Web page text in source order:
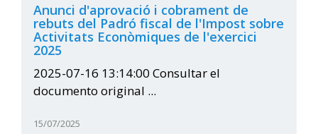
Anunci d'aprovació i cobrament de
rebuts del Padró fiscal de l'Impost sobre
Activitats Econòmiques de l'exercici
2025
2025-07-16 13:14:00 Consultar el
documento original ...
15/07/2025